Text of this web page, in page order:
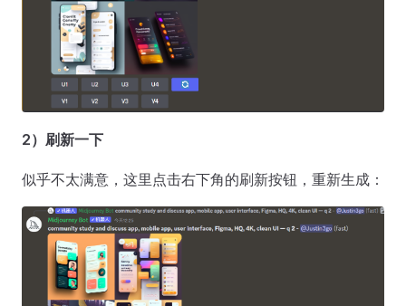
2）刷新一下
似乎不太满意，这里点击右下角的刷新按钮，重新生成：